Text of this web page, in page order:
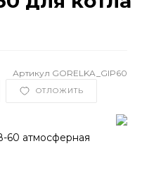
Артикул GORELKA_GIP60
ОТЛОЖИТЬ